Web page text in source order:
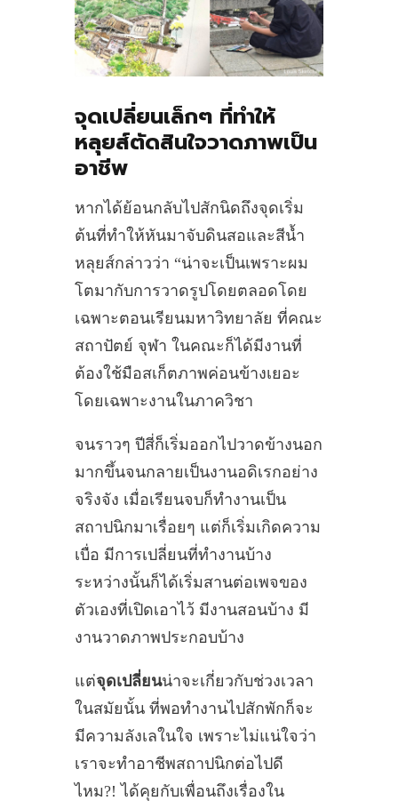
จุดเปลี่ยนเล็กๆ ที่ทำให้
หลุยส์ตัดสินใจวาดภาพเป็น
อาชีพ
หากได้ย้อนกลับไปสักนิดถึงจุดเริ่ม
ต้นที่ทำให้หันมาจับดินสอและสีน้ำ
หลุยส์กล่าวว่า “น่าจะเป็นเพราะผม
โตมากับการวาดรูปโดยตลอดโดย
เฉพาะตอนเรียนมหาวิทยาลัย ที่คณะ
สถาปัตย์ จุฬา ในคณะก็ได้มีงานที่
ต้องใช้มือสเก็ตภาพค่อนข้างเยอะ
โดยเฉพาะงานในภาควิชา
จนราวๆ ปีสี่ก็เริ่มออกไปวาดข้างนอก
มากขึ้นจนกลายเป็นงานอดิเรกอย่าง
จริงจัง เมื่อเรียนจบก็ทำงานเป็น
สถาปนิกมาเรื่อยๆ แต่ก็เริ่มเกิดความ
เบื่อ มีการเปลี่ยนที่ทำงานบ้าง
ระหว่างนั้นก็ได้เริ่มสานต่อเพจของ
ตัวเองที่เปิดเอาไว้ มีงานสอนบ้าง มี
งานวาดภาพประกอบบ้าง
แต่จุดเปลี่ยนน่าจะเกี่ยวกับช่วงเวลา
ในสมัยนั้น ที่พอทำงานไปสักพักก็จะ
มีความลังเลในใจ เพราะไม่แน่ใจว่า
เราจะทำอาชีพสถาปนิกต่อไปดี
ไหม?! ได้คุยกับเพื่อนถึงเรื่องใน